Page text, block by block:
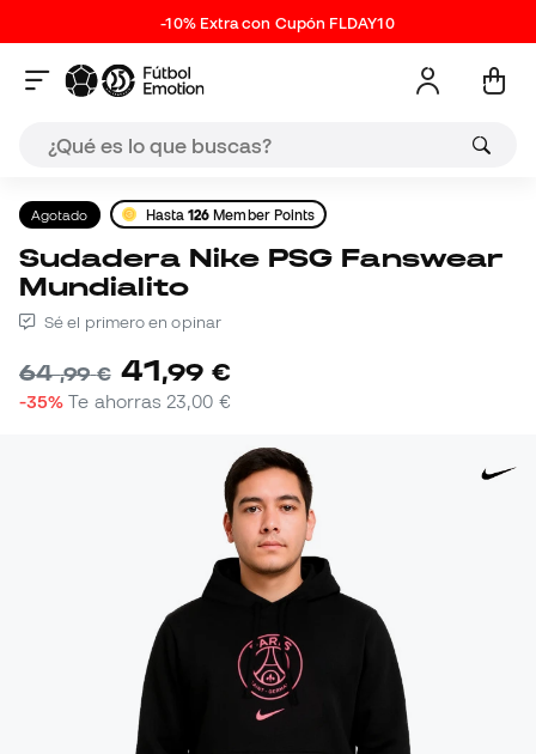
-10% Extra con Cupón FLDAY10
Agotado Hasta126 Member Points
Sudadera Nike PSG Fanswear
Mundialito
Sé el primero en opinar
64,99 € 41,99 €
-35% Te ahorras 23,00 €